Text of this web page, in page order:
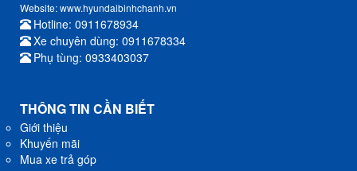
Website: www.hyundaibinhchanh.vn
Hotline: 0911678934
Xe chuyên dùng: 0911678334
Phụ tùng: 0933403037
THÔNG TIN CẦN BIẾT
Giới thiệu
Khuyến mãi
Mua xe trả góp